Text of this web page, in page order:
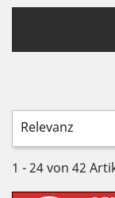
Relevanz
1 - 24 von 42